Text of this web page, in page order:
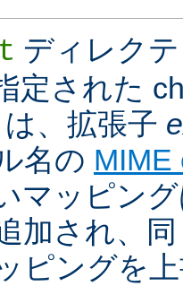
ディレク
定された
、拡張子
名の MIME
マッピン
加され、
ピングを